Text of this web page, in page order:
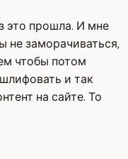
это прошла. И мне
не заморачиваться,
чтобы потом
и так
на сайте. То